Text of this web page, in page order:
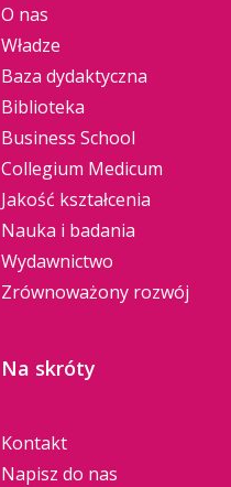
O nas
Władze
Baza dydaktyczna
Biblioteka
Business School
Collegium Medicum
Jakość kształcenia
Nauka i badania
Wydawnictwo
Zrównoważony rozwój
Na skróty
Kontakt
Napisz do nas